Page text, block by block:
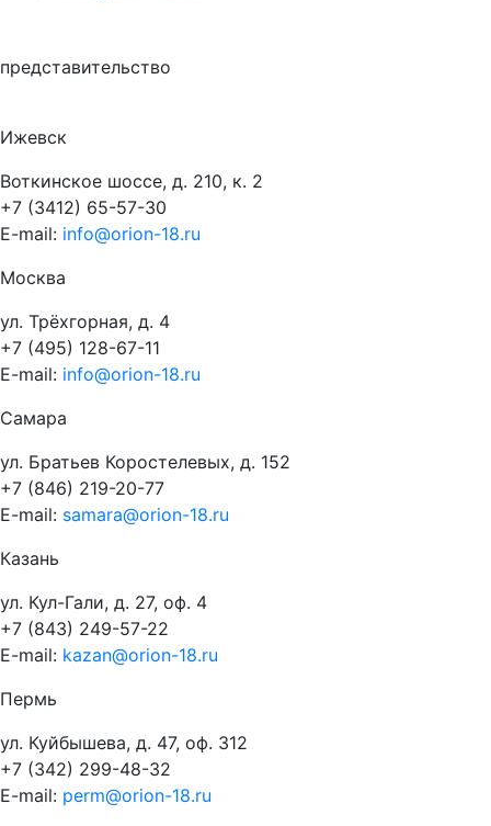
представительство
Ижевск
Воткинское шоссе, д. 210, к. 2
+7 (3412) 65-57-30
E-mail: info@orion-18.ru
Москва
ул. Трёхгорная, д. 4
+7 (495) 128-67-11
E-mail: info@orion-18.ru
Самара
ул. Братьев Коростелевых, д. 152
+7 (846) 219-20-77
E-mail: samara@orion-18.ru
Казань
ул. Кул-Гали, д. 27, оф. 4
+7 (843) 249-57-22
E-mail: kazan@orion-18.ru
Пермь
ул. Куйбышева, д. 47, оф. 312
+7 (342) 299-48-32
E-mail: perm@orion-18.ru